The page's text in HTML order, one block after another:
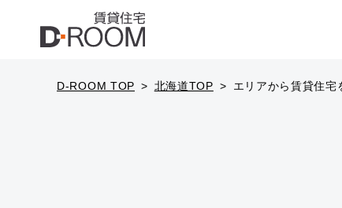
D-ROOM TOP 北海道TOP エリアから賃貸住宅